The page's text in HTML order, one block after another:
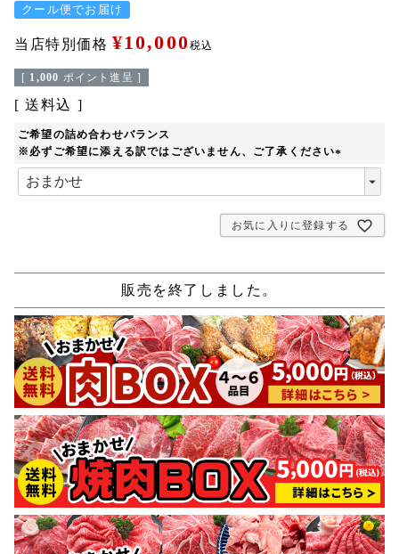
クール便でお届け
当店特別価格 ¥10,000税込
[ 1,000 ポイント進呈 ]
送料込
ご希望の詰め合わせバランス
※必ずご希望に添える訳ではございません、ご了承ください
)
お気に入りに登録する
販売を終了しました。